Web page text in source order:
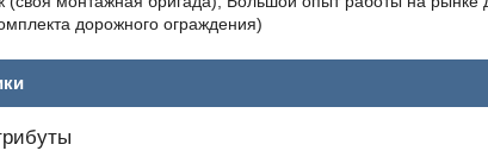
дорожного ограждения)